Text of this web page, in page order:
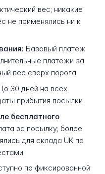
вес; никакие
не применялись ни к
Базовый платеж
платежи за
вес сверх порога
30 дней на всех
прибытия посылки
бесплатного
за посылку; более
для склада UK по
по фиксированной